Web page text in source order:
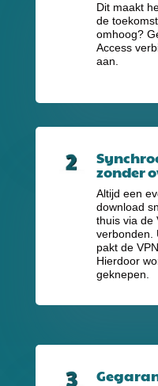
Dit maakt
de
omhoog?
Access
aan.
zonder
Altijd een
download
thuis via de
verbonden.
pakt de
Hierdoor
geknepen.